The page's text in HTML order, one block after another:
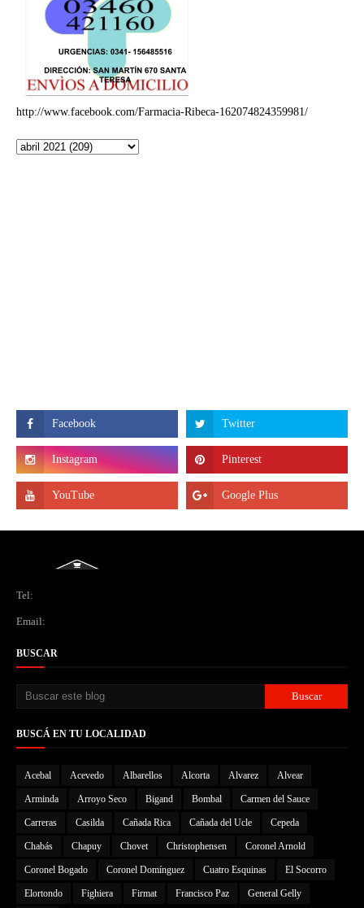
http://www.facebook.com/Farmacia-Ribeca-162074824359981/
Tel:
Email:
BUSCAR
BUSCÁ EN TU LOCALIDAD
Acebal Acevedo Albarellos Alcorta Alvarez Alvear
Arminda Arroyo Seco Bigand Bombal Carmen del Sauce
Carreras Casilda Cañada Rica Cañada del Ucle Cepeda
Chabás Chapuy Chovet Christophensen Coronel Arnold
Coronel Bogado Coronel Domínguez Cuatro Esquinas El Socorro
Elortondo Fighiera Firmat Francisco Paz General Gelly